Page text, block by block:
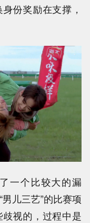
份奖励在支撑，
一个比较大的漏
儿三艺”的比赛项
视的，过程中是